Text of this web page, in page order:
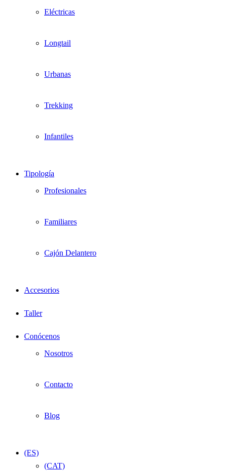
Eléctricas
Longtail
Urbanas
Trekking
Infantiles
Tipología
Profesionales
Familiares
Cajón Delantero
Accesorios
Taller
Conócenos
Nosotros
Contacto
Blog
(ES)
(CAT)